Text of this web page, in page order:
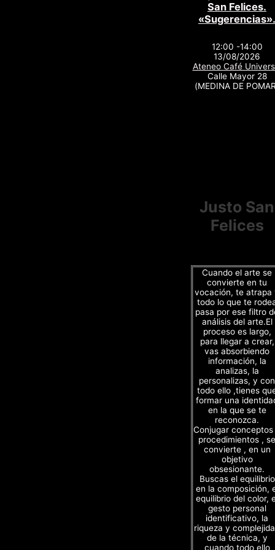
San Felices.
«Sugerencias».
12:00 -14:00
13/08/2026
Ateneo Café
Calle Mayor 28
(MEDINA DE
Justo San
Felices
Cuando el arte se
convierte en tu
vocación, te atrapa
todo lo que te
pasa por ese filtro
análisis del arte.El
proceso es largo,
para llegar a crear,
vas absorbiendo
información, la
analizas, la
personalizas, y con
todo ello ,tienes
formar una
en la que se te
reconozca.
Conjugar
procedimientos , se
convierte , en un
objetivo
obsesionante.
Buscas el equilibrio
en la composición,
equilibrio del color,
gesto personal
identificativo, la
riqueza y
de la técnica, y
cuando todo ello